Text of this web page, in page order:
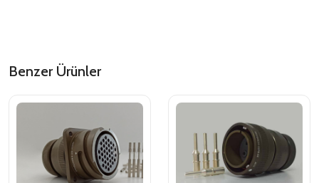
Benzer Ürünler